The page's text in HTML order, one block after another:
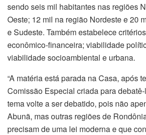
sendo seis mil habitantes nas regiões
Oeste; 12 mil na região Nordeste e 20
e Sudeste. Também estabelece
econômico-financeira; viabilidade
viabilidade socioambiental e urbana.
“A matéria está parada na Casa, após
Comissão Especial criada para
tema volte a ser debatido, pois não
Abunã, mas outras regiões de
precisam de uma lei moderna e que